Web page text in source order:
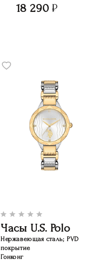
18 290
Часы U.S. Polo
Нержавеющая сталь; PVD
покрытие
Гонконг